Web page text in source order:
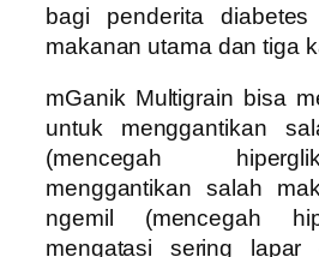
bagi penderita
makanan utama dan tiga
mGanik Multigrain bisa
untuk menggantikan
(mencegah
menggantikan salah
ngemil (mencegah
mengatasi sering